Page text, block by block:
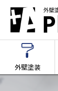
外壁塗装